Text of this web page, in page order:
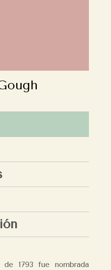
1793 fue nombrada